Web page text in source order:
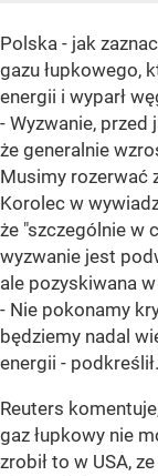
Polska - jak
gazu łupkowego,
energii i wyparł
- Wyzwanie,
że generalnie
Musimy rozerwać
Korolec w
że "szczególnie w
wyzwanie jest
ale pozyskiwana
- Nie pokonamy
będziemy nadal
energii - podkreślił.
Reuters
gaz łupkowy nie
zrobił to w USA,